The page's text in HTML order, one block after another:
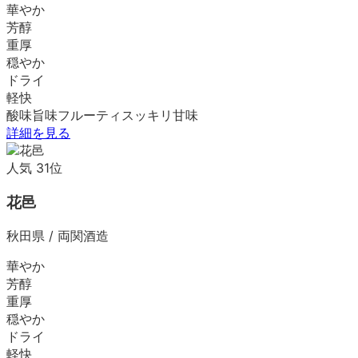
華やか
芳醇
重厚
穏やか
ドライ
軽快
酸味旨味フルーティ スッキリ 甘味
詳細を見る
人気 31位
花邑
秋田県 / 両関酒造
華やか
芳醇
重厚
穏やか
ドライ
軽快